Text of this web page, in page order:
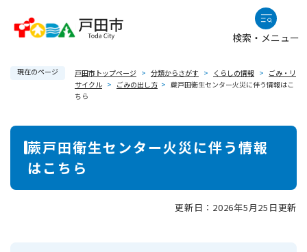
検索・メニュー
現在のページ 戸田市トップページ > 分類からさがす > くらしの情報 > ごみ・リ
サイクル > ごみの出し方 > 蕨戸田衛生センター火災に伴う情報はこ
ちら
本
蕨戸田衛生センター火災に伴う情報
はこちら
更新日：2026年5月25日更新